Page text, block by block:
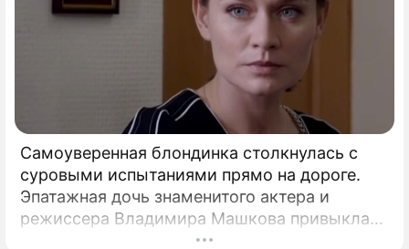
Самоуверенная блондинка столкнулась с
суровыми испытаниями прямо на дороге.
Эпатажная дочь знаменитого актера и
режиссера Владимира Машкова привыкла
ярко и без купюр делиться с подписчиками